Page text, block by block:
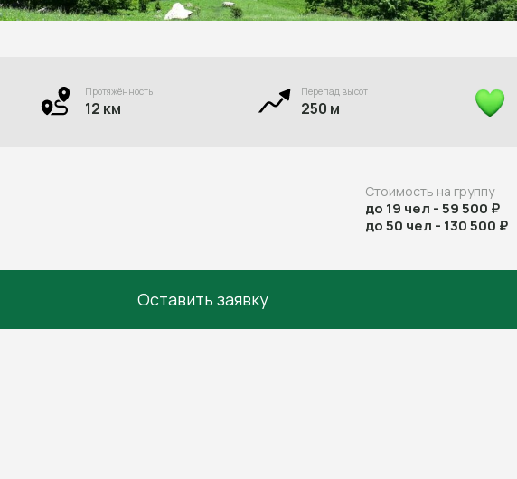
Перепад высот
250 м
Протяжённость
12 км
Стоимость на группу
до 19 чел - 59 500 ₽
до 50 чел - 130 500 ₽
Оставить заявку